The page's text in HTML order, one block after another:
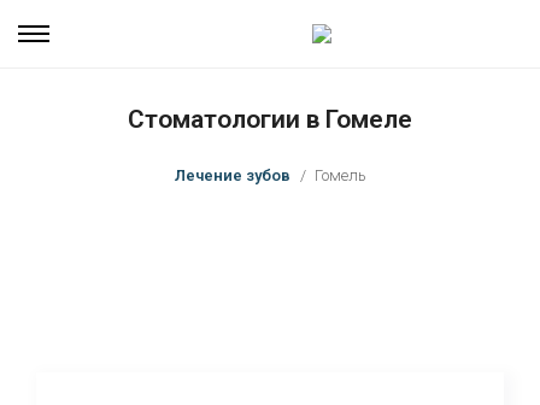
Стоматологии в Гомеле
Лечение зубов Гомель